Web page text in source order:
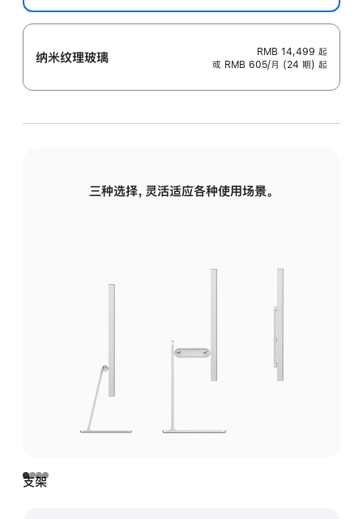
纳米纹理玻璃 RMB 14,499 起
或 RMB 605/月 (24 期) 起
三种选择，灵活适应各种使用场景。
支架